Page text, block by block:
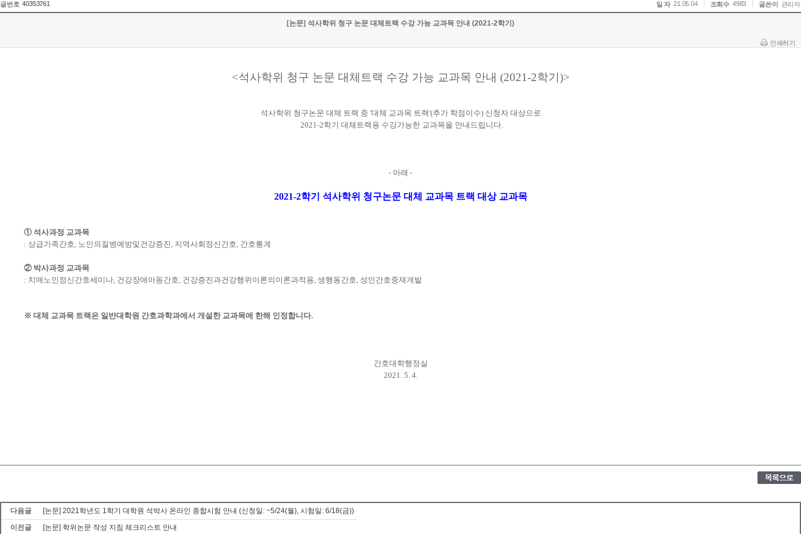
글번호 40353761 일 자 21.05.04 조회수 4983 글쓴이 관리자
[논문] 석사학위 청구 논문 대체트랙 수강 가능 교과목 안내 (2021-2학기)
인쇄하기
<석사학위 청구 논문 대체트랙 수강 가능 교과목 안내 (2021-2학기)>
석사학위 청구논문 대체 트랙 중 '대체 교과목 트랙'(추가 학점이수) 신청자 대상으로
2021-2학기 대체트랙용 수강가능한 교과목을 안내드립니다.
- 아래 -
2021-2학기 석사학위 청구논문 대체 교과목 트랙 대상 교과목
① 석사과정 교과목
: 상급가족간호, 노인의질병예방및건강증진, 지역사회정신간호, 간호통계
② 박사과정 교과목
: 치매노인정신간호세미나, 건강장애아동간호, 건강증진과건강행위이론의이론과적용, 생행동간호, 성인간호중재개발
※ 대체 교과목 트랙은 일반대학원 간호과학과에서 개설한 교과목에 한해 인정합니다.
간호대학행정실
2021. 5. 4.
다음글
[논문] 2021학년도 1학기 대학원 석박사 온라인 종합시험 안내 (신청일: ~5/24(월), 시험일: 6/18(금))
이전글
[논문] 학위논문 작성 지침 체크리스트 안내